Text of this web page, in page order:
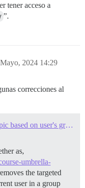
tener acceso a
”.
2024 14:29
correcciones al
Display different content within a topic based on user's groups membership?
as,
umbrella-
the targeted
user in a group